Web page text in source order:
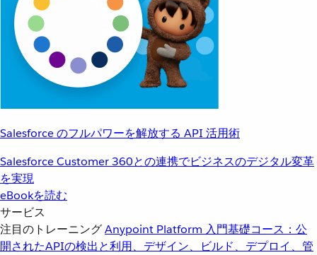
Salesforce のフルパワーを解放する API 活用術
Salesforce Customer 360との連携でビジネスのデジタル変革
を実現
eBookを読む
サービス
注目のトレーニングAnypoint Platform 入門基礎コース：公
開されたAPIの検出と利用、デザイン、ビルド、デプロイ、管